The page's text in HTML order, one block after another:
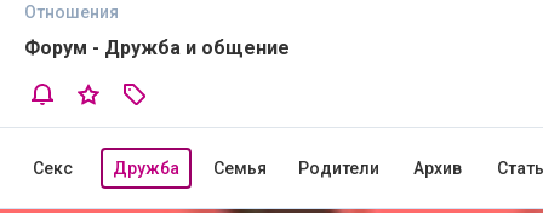
Отношения
Форум - Дружба и общение
Секс Дружба Семья Родители Архив